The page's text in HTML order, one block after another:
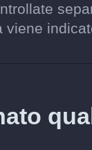
viene